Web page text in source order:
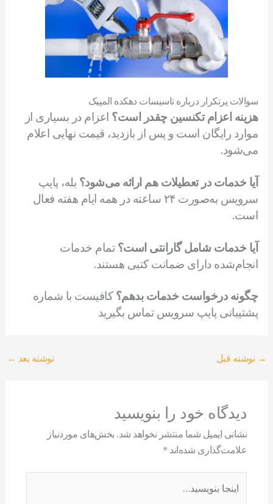
سوالات پرتکرار درباره تاسیسات دهکده المپیک
هزینه اعزام تکنسین چقدر است؟ اعزام در بسیاری از
موارد رایگان است و پس از بازدید، قیمت نهایی اعلام
می‌شود.
آیا خدمات در تعطیلات هم ارائه می‌شود؟ بله، پایپ
سرویس به‌صورت ۲۴ ساعته در همه ایام هفته فعال
است.
آیا خدمات شامل گارانتی است؟ تمام خدمات
انجام‌شده دارای ضمانت کتبی هستند.
چگونه درخواست خدمات بدهم؟ کافیست با شماره
پشتیبانی پایپ سرویس تماس بگیرید
→ نوشته قبل نوشته بعد ←
دیدگاه‌ خود را بنویسید
نشانی ایمیل شما منتشر نخواهد شد. بخش‌های موردنیاز
علامت‌گذاری شده‌اند*
بنویسید…